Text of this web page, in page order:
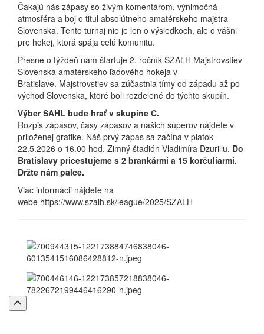
Čakajú nás zápasy so živým komentárom, výnimočná
atmosféra a boj o titul absolútneho amatérskeho majstra
Slovenska. Tento turnaj nie je len o výsledkoch, ale o vášni
pre hokej, ktorá spája celú komunitu.
Presne o týždeň nám štartuje 2. ročník SZAĽH Majstrovstiev
Slovenska amatérskeho ľadového hokeja v
Bratislave. Majstrovstiev sa zúčastnia tímy od západu až po
východ Slovenska, ktoré boli rozdelené do týchto skupín.
Výber SAHL bude hrať v skupine C.
Rozpis zápasov, časy zápasov a našich súperov nájdete v
priloženej grafike. Náš prvý zápas sa začína v piatok
22.5.2026 o 16.00 hod. Zimný štadión Vladimíra Dzurillu. Do
Bratislavy pricestujeme s 2 brankármi a 15 korčuliarmi.
Držte nám palce.
Viac informácii nájdete na
webe https://www.szalh.sk/league/2025/SZALH
Späť
na